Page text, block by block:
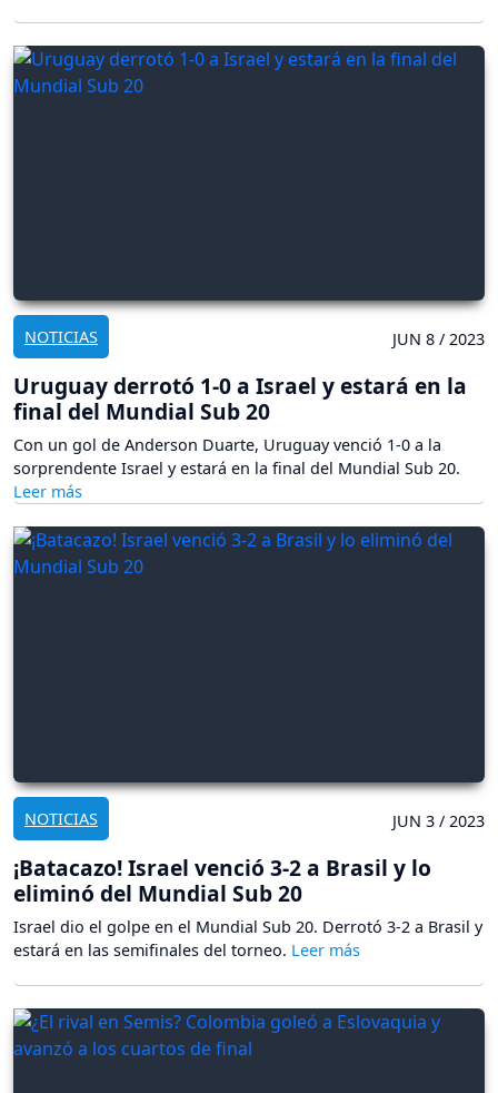
NOTICIAS JUN 8 / 2023
Uruguay derrotó 1-0 a Israel y estará en la
final del Mundial Sub 20
Con un gol de Anderson Duarte, Uruguay venció 1-0 a la
sorprendente Israel y estará en la final del Mundial Sub 20.
NOTICIAS JUN 3 / 2023
¡Batacazo! Israel venció 3-2 a Brasil y lo
eliminó del Mundial Sub 20
Israel dio el golpe en el Mundial Sub 20. Derrotó 3-2 a Brasil y
estará en las semifinales del torneo.